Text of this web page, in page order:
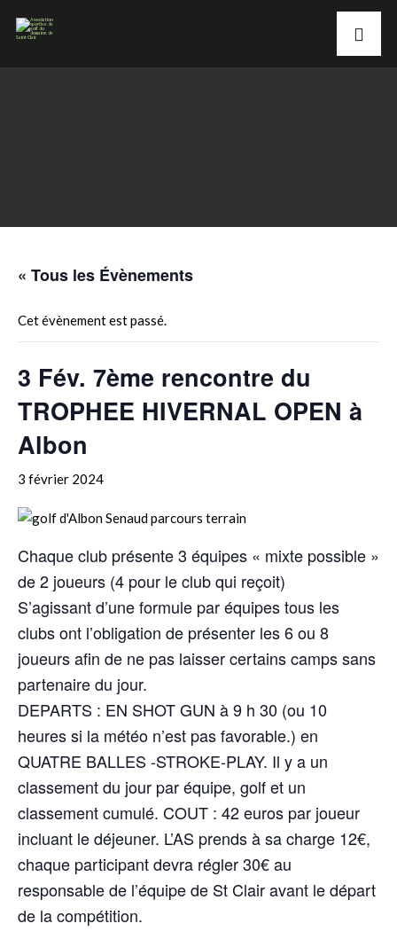
« Tous les Évènements
Cet évènement est passé.
3 Fév. 7ème rencontre du
TROPHEE HIVERNAL OPEN à
Albon
3 février 2024
Chaque club présente 3 équipes « mixte possible »
de 2 joueurs (4 pour le club qui reçoit)
S’agissant d’une formule par équipes tous les
clubs ont l’obligation de présenter les 6 ou 8
joueurs afin de ne pas laisser certains camps sans
partenaire du jour.
DEPARTS : EN SHOT GUN à 9 h 30 (ou 10
heures si la météo n’est pas favorable.) en
QUATRE BALLES -STROKE-PLAY. Il y a un
classement du jour par équipe, golf et un
classement cumulé. COUT : 42 euros par joueur
incluant le déjeuner. L’AS prends à sa charge 12€,
chaque participant devra régler 30€ au
responsable de l’équipe de St Clair avant le départ
de la compétition.